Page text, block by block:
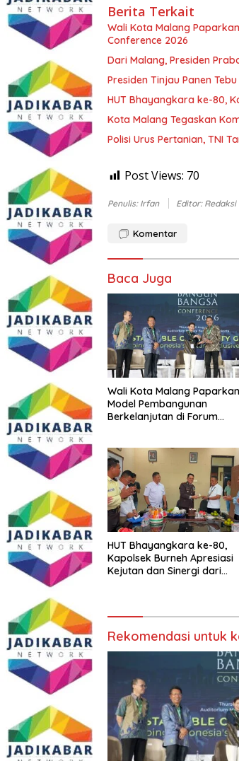
Berita Terkait
Wali Kota Malang
Conference 2026
Dari Malang, Presiden
Presiden Tinjau Panen
HUT Bhayangkara ke-80,
Kota Malang Tegaskan
Polisi Urus Pertanian, TNI
Post Views: 70
Penulis: Irfan Editor: Redaksi
Komentar
Baca Juga
Wali Kota Malang Paparkan
Model Pembangunan
Berkelanjutan di Forum
HUT Bhayangkara ke-80,
Kapolsek Burneh Apresiasi
Kejutan dan Sinergi dari
Rekomendasi untuk